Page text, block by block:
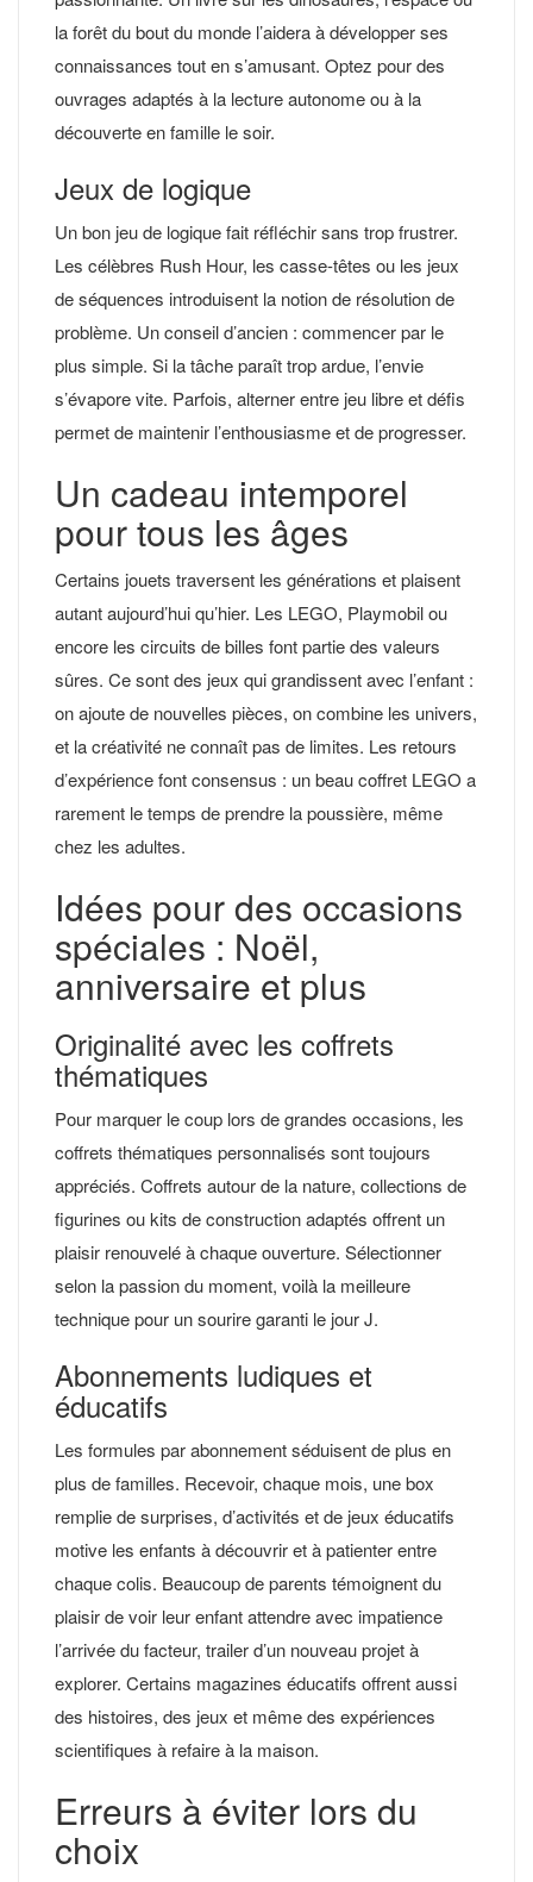
la forêt du bout du monde l’aidera à développer ses
connaissances tout en s’amusant. Optez pour des
ouvrages adaptés à la lecture autonome ou à la
découverte en famille le soir.
Jeux de logique
Un bon jeu de logique fait réfléchir sans trop frustrer.
Les célèbres Rush Hour, les casse-têtes ou les jeux
de séquences introduisent la notion de résolution de
problème. Un conseil d’ancien : commencer par le
plus simple. Si la tâche paraît trop ardue, l’envie
s’évapore vite. Parfois, alterner entre jeu libre et défis
permet de maintenir l’enthousiasme et de progresser.
Un cadeau intemporel
pour tous les âges
Certains jouets traversent les générations et plaisent
autant aujourd’hui qu’hier. Les LEGO, Playmobil ou
encore les circuits de billes font partie des valeurs
sûres. Ce sont des jeux qui grandissent avec l’enfant :
on ajoute de nouvelles pièces, on combine les univers,
et la créativité ne connaît pas de limites. Les retours
d’expérience font consensus : un beau coffret LEGO a
rarement le temps de prendre la poussière, même
chez les adultes.
Idées pour des occasions
spéciales : Noël,
anniversaire et plus
Originalité avec les coffrets
thématiques
Pour marquer le coup lors de grandes occasions, les
coffrets thématiques personnalisés sont toujours
appréciés. Coffrets autour de la nature, collections de
figurines ou kits de construction adaptés offrent un
plaisir renouvelé à chaque ouverture. Sélectionner
selon la passion du moment, voilà la meilleure
technique pour un sourire garanti le jour J.
Abonnements ludiques et
éducatifs
Les formules par abonnement séduisent de plus en
plus de familles. Recevoir, chaque mois, une box
remplie de surprises, d’activités et de jeux éducatifs
motive les enfants à découvrir et à patienter entre
chaque colis. Beaucoup de parents témoignent du
plaisir de voir leur enfant attendre avec impatience
l’arrivée du facteur, trailer d’un nouveau projet à
explorer. Certains magazines éducatifs offrent aussi
des histoires, des jeux et même des expériences
scientifiques à refaire à la maison.
Erreurs à éviter lors du
choix